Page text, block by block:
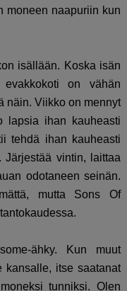
moneen naapuriin kun
isällään. Koska isän
on vähän
näin. Viikko on mennyt
lapsia ihan kauheasti
tehdä ihan kauheasti
Järjestää vintin, laittaa
odotaneen seinän.
mutta Sons Of
ähky. Kun muut
kansalle, itse saatanat
tunniksi. Olen